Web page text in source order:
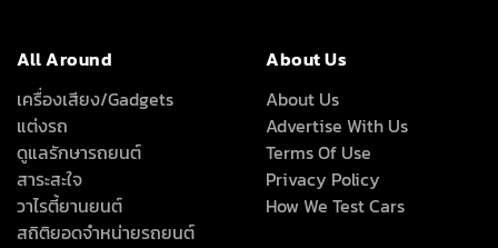
All Around
เครื่องเสียง/Gadgets
แต่งรถ
ดูแลรักษารถยนต์
สาระสะใจ
วาไรตี้ยานยนต์
สถิติยอดจำหน่ายรถยนต์
About Us
About Us
Advertise With Us
Terms Of Use
Privacy Policy
How We Test Cars